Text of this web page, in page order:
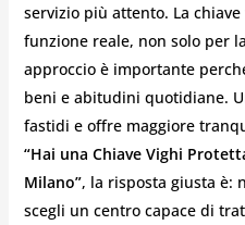
servizio più attento. La
funzione reale, non solo per
approccio è importante
beni e abitudini quotidiane.
fastidi e offre maggiore
“Hai una Chiave Vighi
Milano”, la risposta giusta è:
scegli un centro capace di